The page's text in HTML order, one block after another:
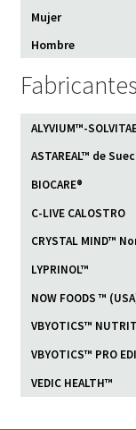
Mujer
Hombre
Fabricantes
ALYVIUM™-
ASTAREAL™ de
BIOCARE®
C-LIVE CALOSTRO
CRYSTAL MIND™
LYPRINOL™
NOW FOODS ™
VBYOTICS™
VBYOTICS™ PRO
VEDIC HEALTH™